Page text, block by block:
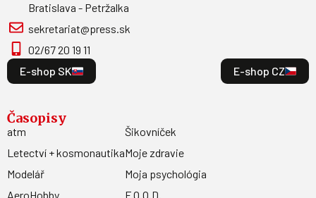
Bratislava - Petržalka
sekretariat@press.sk
02/67 20 19 11
E-shop SK
E-shop CZ
Časopisy
atm
Letectví + kosmonautika
Modelář
AeroHobby
Šikovníček
Moje zdravie
Moja psychológia
F.O.O.D.